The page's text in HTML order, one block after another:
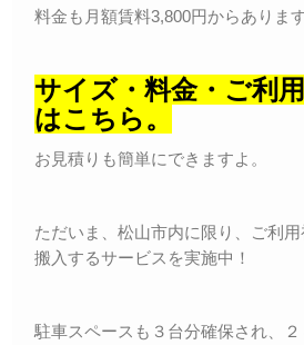
料金も月額賃料3,800円からあります
サイズ・料金・ご利
はこちら。
お見積りも簡単にできますよ。
ただいま、松山市内に限り、ご利
搬入するサービスを実施中！
駐車スペースも３台分確保され、